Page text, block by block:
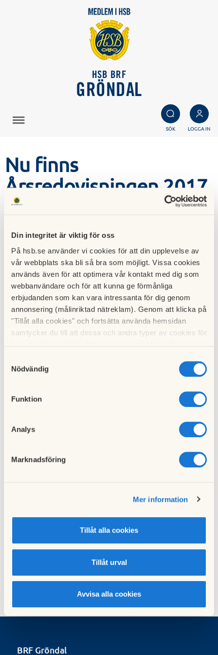
Din integritet är viktig för oss
På hsb.se använder vi cookies för att din upplevelse av
vår webbplats ska bli så bra som möjligt. Vissa cookies
används även för att optimera vår kontakt med dig som
webbanvändare och för att kunna ge förmånliga
erbjudanden som kan vara intressanta för dig genom
annonsering (målinriktad nätreklam). Genom att klicka på
"Tillåt alla cookies" och fortsätta använda hemsidan
samtycker du till att dessa och andra typer av cookies för
cookies och välja att endast tillåta ett urval.
Nödvändig
Funktion
Analys
Marknadsföring
Mer information
Tillåt alla cookies
Tillåt urval
Avvisa alla cookies
HSB BRF
GRÖNDAL
SÖK LOGGA IN
Nu finns
Årsredovisningen 2017
att läsa under Ekonomi
Föregående nyhet
Nästa nyhet
Årsstämma 2018, Nygammal styrelse
25 maj 2018
BRF Gröndal